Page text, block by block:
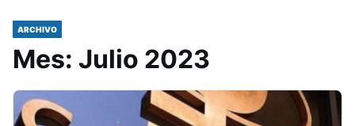
ARCHIVO
Mes: Julio 2023